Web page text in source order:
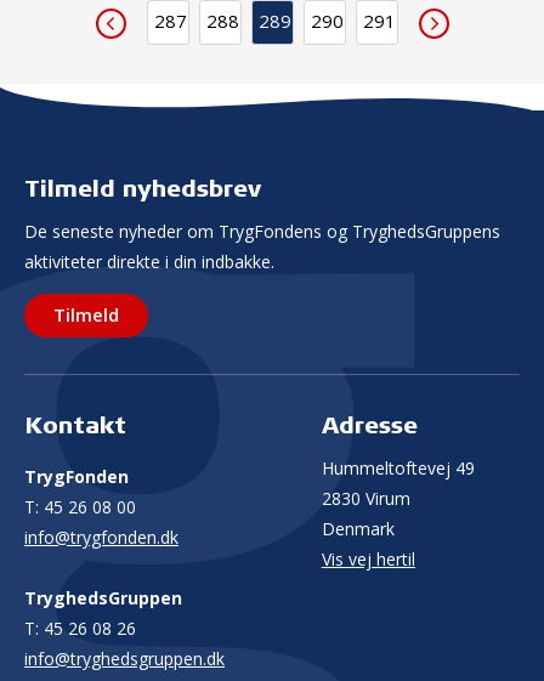
287 288 289 290 291
Tilmeld nyhedsbrev
De seneste nyheder om TrygFondens og TryghedsGruppens
aktiviteter direkte i din indbakke.
Tilmeld
Kontakt
TrygFonden
T: 45 26 08 00
info@trygfonden.dk
TryghedsGruppen
T: 45 26 08 26
info@tryghedsgruppen.dk
Adresse
Hummeltoftevej 49
2830 Virum
Denmark
Vis vej hertil